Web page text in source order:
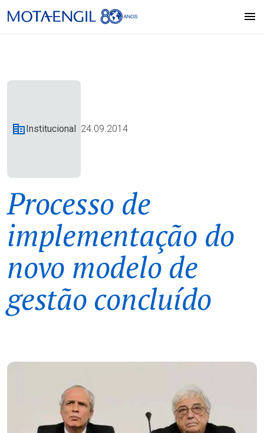
Institucional 24.09.2014
Processo de
implementação do
novo modelo de
gestão concluído